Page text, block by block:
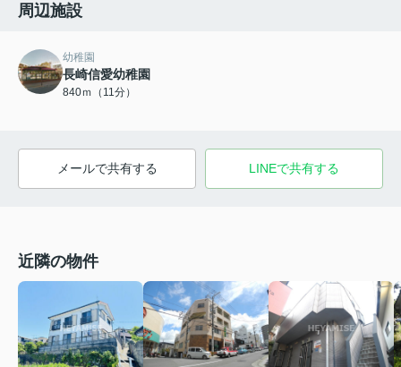
周辺施設
幼稚園
長崎信愛幼稚園
840ｍ（11分）
メールで共有する LINEで共有する
近隣の物件